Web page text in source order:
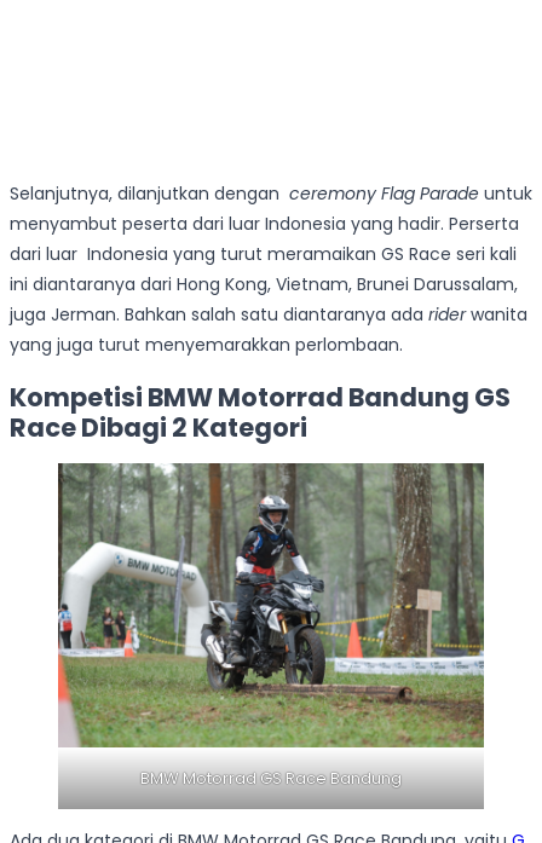
Selanjutnya, dilanjutkan dengan ceremony Flag Parade untuk
menyambut peserta dari luar Indonesia yang hadir. Perserta
dari luar Indonesia yang turut meramaikan GS Race seri kali
ini diantaranya dari Hong Kong, Vietnam, Brunei Darussalam,
juga Jerman. Bahkan salah satu diantaranya ada riderwanita
yang juga turut menyemarakkan perlombaan.
Kompetisi BMW Motorrad Bandung GS
Race Dibagi 2 Kategori
BMW Motorrad GS Race Bandung